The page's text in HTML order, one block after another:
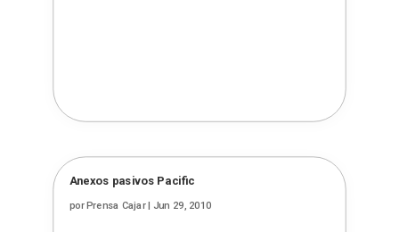
Anexos pasivos Pacific
porPrensa Cajar| Jun 29, 2010